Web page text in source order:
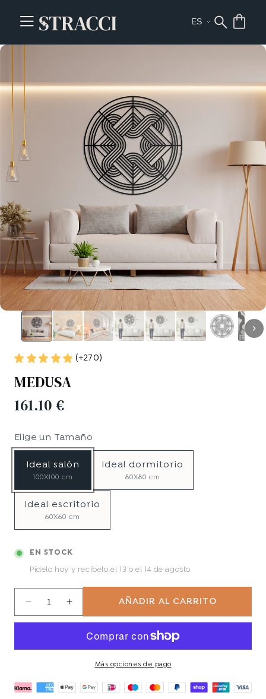
(+270)
MEDUSA
161.10 €
Elige un Tamaño
Ideal escritorio
60X60 cm
Ideal dormitorio
80X80 cm
Ideal salón
100X100 cm
EN STOCK
Pídelo hoy y recíbeloel 13 o el 14 de agosto
Reducir
cantidad
Aumentar
cantidad
para
AÑADIR AL CARRITO
Más opciones de pago